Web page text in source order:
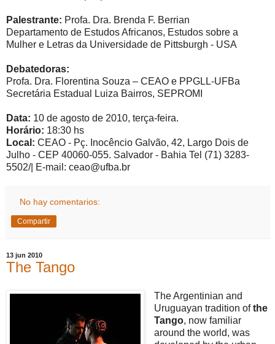
Palestrante: Profa. Dra. Brenda F. Berrian
Departamento de Estudos Africanos, Estudos sobre a
Mulher e Letras da Universidade de Pittsburgh - USA
Debatedoras:
Profa. Dra. Florentina Souza – CEAO e PPGLL-UFBa
Secretária Estadual Luiza Bairros, SEPROMI
Data: 10 de agosto de 2010, terça-feira.
Horário: 18:30 hs
Local: CEAO - Pç. Inocêncio Galvão, 42, Largo Dois de
Julho - CEP 40060-055. Salvador - Bahia Tel (71) 3283-
5502/| E-mail: ceao@ufba.br
No hay comentarios:
Compartir
13 jun 2010
The Tango
The Argentinian and
Uruguayan tradition ofthe
Tango, now familiar
around the world, was